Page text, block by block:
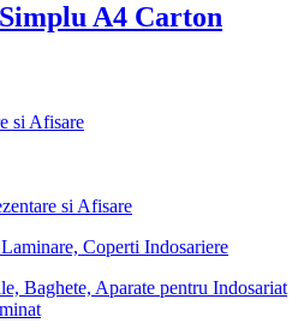
A4 Carton
si Afisare
si Afisare
Coperti Indosariere
Baghete, Aparate pentru Indosariat